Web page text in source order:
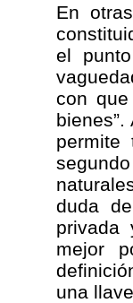
En
el
con
permite
duda
privada
mejor
una